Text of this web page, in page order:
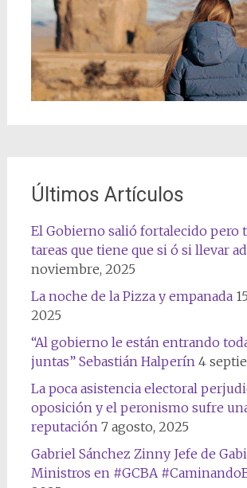
Últimos Artículos
El Gobierno salió fortalecido pero
tareas que tiene que si ó si llevar
noviembre, 2025
La noche de la Pizza y empanada
2025
“Al gobierno le están entrando
juntas” Sebastián Halperín 4
La poca asistencia electoral
oposición y el peronismo sufre
reputación 7 agosto, 2025
Gabriel Sánchez Zinny Jefe de
Ministros en #GCBA